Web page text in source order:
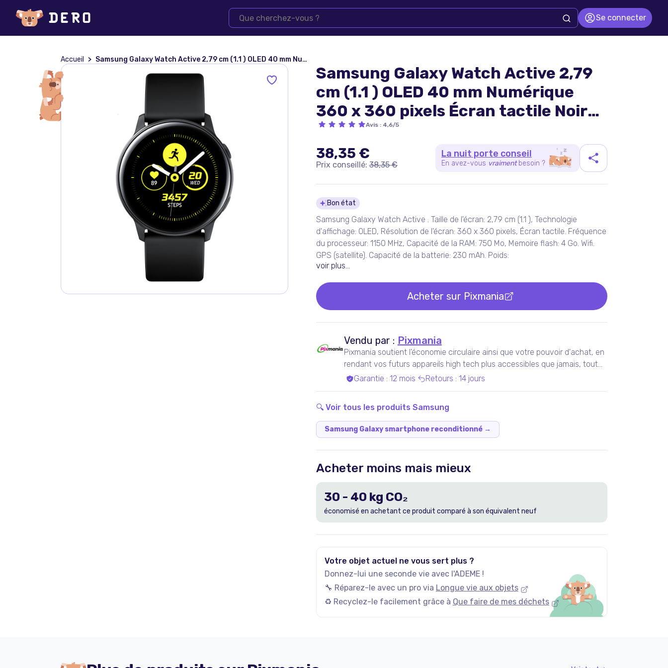
Se connecter
Accueil Samsung Galaxy Watch Active 2,79 cm (1.1 ) OLED 40 mm Numérique 360 x 360 pixels Écran tactile Noir Wifi GPS (satellite) - Bon état
Samsung Galaxy Watch Active 2,79
cm (1.1 ) OLED 40 mm Numérique
360 x 360 pixels Écran tactile Noir
Wifi GPS (satellite) - Bon état
Avis: 4,6/5
38,35 €
Prix conseillé: 38,35 €
La nuit porte conseil
En avez-vous vraiment besoin ?
Détails du produit
Bon état
Samsung Galaxy Watch Active . Taille de l'écran: 2,79 cm (1.1 ), Technologie
d'affichage: OLED, Résolution de l'écran: 360 x 360 pixels, Écran tactile. Fréquence
du processeur: 1150 MHz, Capacité de la RAM: 750 Mo, Memoire flash: 4 Go. Wifi.
GPS (satellite). Capacité de la batterie: 230 mAh. Poids:
voir plus...
Acheter sur Pixmania
Vendu par : Pixmania
Pixmania soutient l'économie circulaire ainsi que votre pouvoir d'achat, en
rendant vos futurs appareils high tech plus accessibles que jamais, tout
en maximisant leur durée de vie.
Garantie : 12 mois Retours : 14 jours
🔍 Voir tous les produits Samsung
Samsung Galaxy smartphone reconditionné→
Acheter moins mais mieux
30 - 40 kg CO₂
économisé en achetant ce produit comparé à son équivalent neuf
Votre objet actuel ne vous sert plus ?
Donnez-lui une seconde vie avec l'ADEME !
🔧 Réparez-le avec un pro via Longue vie aux objets
♻️ Recyclez-le facilement grâce à Que faire de mes déchets